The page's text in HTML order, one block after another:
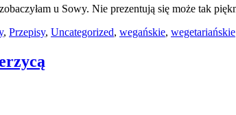
u Sowy. Nie prezentują się może tak
, Przepisy, Uncategorized, wegańskie, wegetariańskie